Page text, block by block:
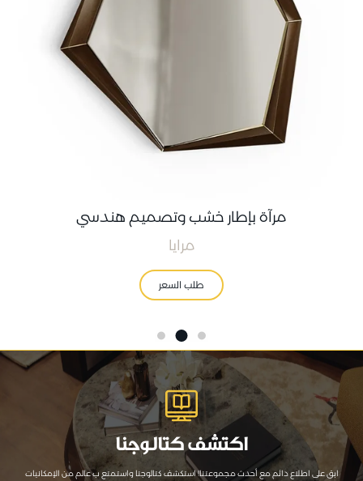
مرآة بإطار خشب وتصميم هندسي
مرايا
طلب السعر
اكتشف كتالوجنا
ابق على اطلاع دائم مع أحدث مجموعتنا! استكشف كتالوجنا واستمتع ب عالم من الإمكانيات